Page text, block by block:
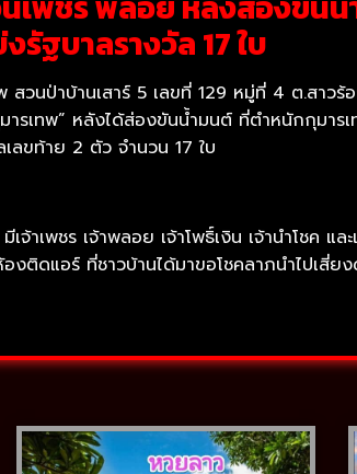
ฐบาลรางวัล 17 ใบ
วนป่าบ้านเสาร์ 5 เลขที่ 129 หมู่ที่ 4 ต.สาว
เทพ” หลังได้ส่องขันน้ำมนต์ ที่ตำหนักกุมารเ
ลขท้าย 2 ตัว จำนวน 17 ใบ
าเพชร เจ้าพลอย เจ้าโพธิ์เงิน เจ้านำโชค แ
งติดแอร์ ที่ชาวบ้านได้มาขอโชคลาภนำไปเสี่ย